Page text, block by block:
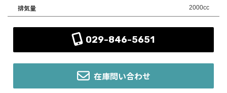
排気量 2000cc
029-846-5651
在庫問い合わせ